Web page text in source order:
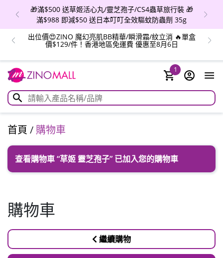
🎁滿$500 送草姬活心丸/靈芝孢子/CS4蟲草旅行裝 🎁
滿$988 即減$50 送日本叮叮全效驅蚊防蟲劑 35g
出位價😍ZINO 魔幻亮肌BB精華/瞬滑霜/紋立消 🔥單盒
價$129/件！香港地區免運費 優惠至8月6日
1
首頁 / 購物車
查看購物車“草姬 靈芝孢子” 已加入您的購物車
購物車
繼續購物